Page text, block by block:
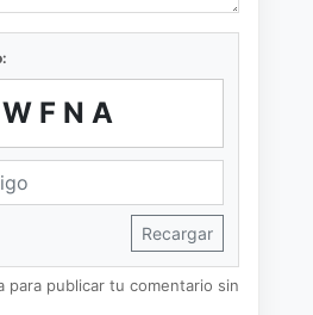
Recargar
para publicar tu comentario sin